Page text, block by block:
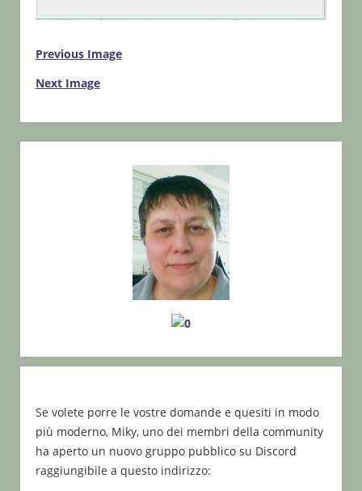
Previous Image
Next Image
Se volete porre le vostre domande e quesiti in modo
più moderno, Miky, uno dei membri della community
ha aperto un nuovo gruppo pubblico su Discord
raggiungibile a questo indirizzo: